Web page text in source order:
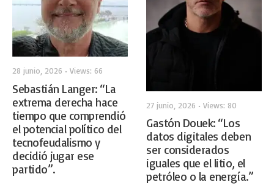
28 junio, 2026 • Views: 66
Sebastián Langer: “La
extrema derecha hace
tiempo que comprendió
el potencial político del
tecnofeudalismo y
decidió jugar ese
partido”.
27 junio, 2026 • Views: 80
Gastón Douek: “Los
datos digitales deben
ser considerados
iguales que el litio, el
petróleo o la energía.”